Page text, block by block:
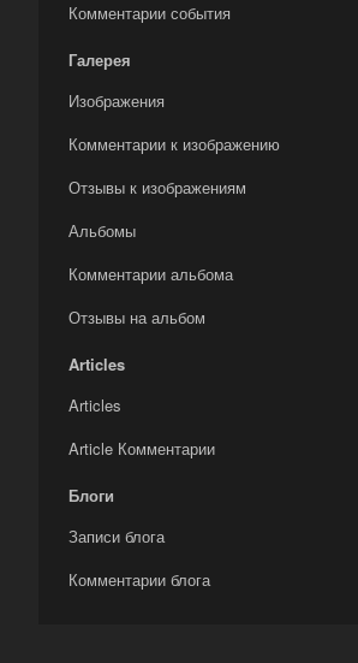
Комментарии события
Галерея
Изображения
Комментарии к изображению
Отзывы к изображениям
Альбомы
Комментарии альбома
Отзывы на альбом
Articles
Articles
Article Комментарии
Блоги
Записи блога
Комментарии блога